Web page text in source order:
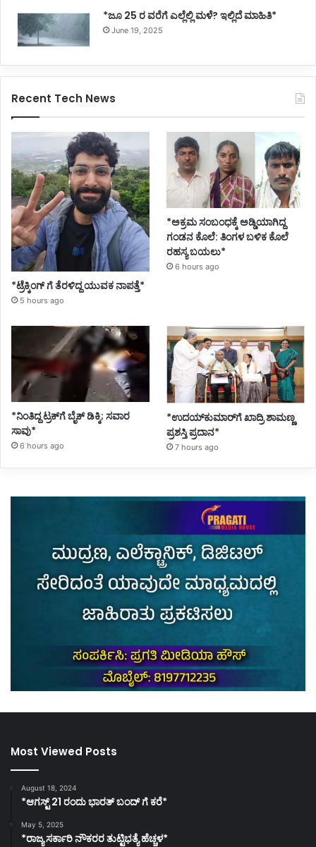
*ಜೂ 25 ರ ವರೆಗೆ ಎಲ್ಲೆಲ್ಲಿ ಮಳೆ? ಇಲ್ಲಿದೆ ಮಾಹಿತಿ*
June 19, 2025
Recent Tech News
*ಟ್ರೆಕ್ಕಿಂಗ್ ಗೆ ತೆರಳಿದ್ದ ಯುವಕ ನಾಪತ್ತೆ*
5 hours ago
*ಅಕ್ರಮ ಸಂಬಂಧಕ್ಕೆ ಅಡ್ಡಿಯಾಗಿದ್ದ
ಗಂಡನ ಕೊಲೆ: ತಿಂಗಳ ಬಳಿಕ ಕೊಲೆ
ರಹಸ್ಯ ಬಯಲು*
6 hours ago
*ನಿಂತಿದ್ದ ಟ್ರಕ್‌ಗೆ ಬೈಕ್ ಡಿಕ್ಕಿ; ಸವಾರ
ಸಾವು*
6 hours ago
*ಉದಯ್‌ಕುಮಾರ್‌ಗೆ ಖಾದ್ರಿ ಶಾಮಣ್ಣ
ಪ್ರಶಸ್ತಿ ಪ್ರದಾನ*
7 hours ago
Most Viewed Posts
August 18, 2024
*ಆಗಸ್ಟ್ 21 ರಂದು ಭಾರತ್‌ ಬಂದ್‌ ಗೆ ಕರೆ*
May 5, 2025
*ರಾಜ್ಯ ಸರ್ಕಾರಿ ನೌಕರರ ತುಟ್ಟಿಭತ್ಯೆ ಹೆಚ್ಚಳ*